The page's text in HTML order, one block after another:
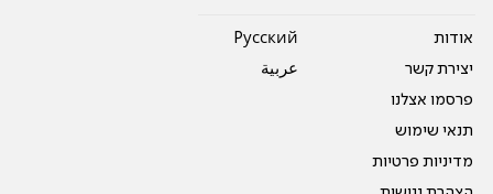
אודות
יצירת קשר
פרסמו אצלנו
תנאי שימוש
מדיניות פרטיות
Pусский
عربية